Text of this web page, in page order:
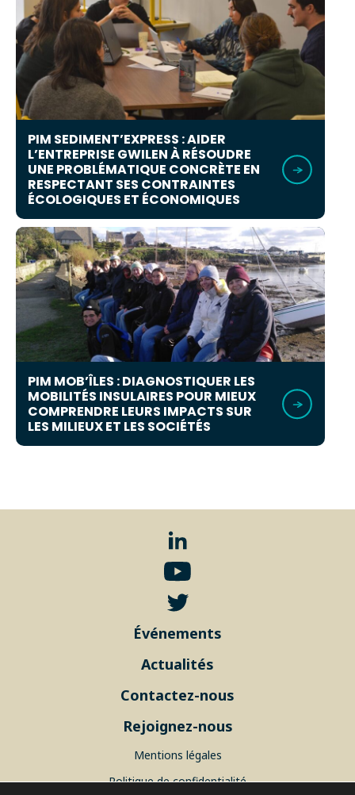
PIM SEDIMENT’EXPRESS : AIDER
L’ENTREPRISE GWILEN À RÉSOUDRE
UNE PROBLÉMATIQUE CONCRÈTE EN
RESPECTANT SES CONTRAINTES
ÉCOLOGIQUES ET ÉCONOMIQUES
PIM MOB’ÎLES : DIAGNOSTIQUER LES
MOBILITÉS INSULAIRES POUR MIEUX
COMPRENDRE LEURS IMPACTS SUR
LES MILIEUX ET LES SOCIÉTÉS
Événements
Actualités
Contactez-nous
Rejoignez-nous
Mentions légales
Politique de confidentialité